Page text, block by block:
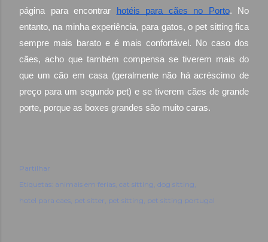
página para encontrar hotéis para cães no Porto. No
entanto, na minha experiência, para gatos, o pet sitting fica
sempre mais barato e é mais confortável. No caso dos
cães, acho que também compensa se tiverem mais do
que um cão em casa (geralmente não há acréscimo de
preço para um segundo pet) e se tiverem cães de grande
porte, porque as boxes grandes são muito caras.
Partilhar
Etiquetas: animais em ferias cat sitting dog sitting
hotel para caes pet sitter pet sitting pet sitting portugal